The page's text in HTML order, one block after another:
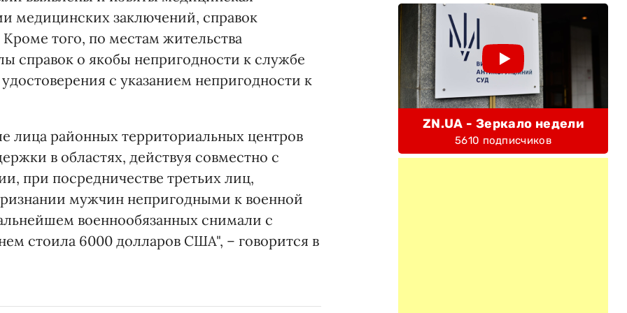
медицинских заключений, справок
того, по местам жительства
справок о якобы непригодности к службе
с указанием непригодности к
лица районных территориальных центров
в областях, действуя совместно с
при посредничестве третьих лиц,
мужчин непригодными к военной
военнообязанных снимали с
стоила 6000 долларов США", – говорится в
ZN.UA - Зеркало недели
5610 подписчиков